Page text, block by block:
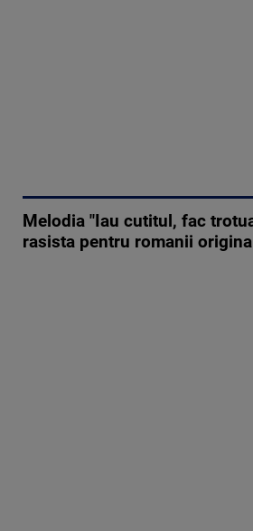
Melodia "Iau cutitul, fac
rasista pentru romanii